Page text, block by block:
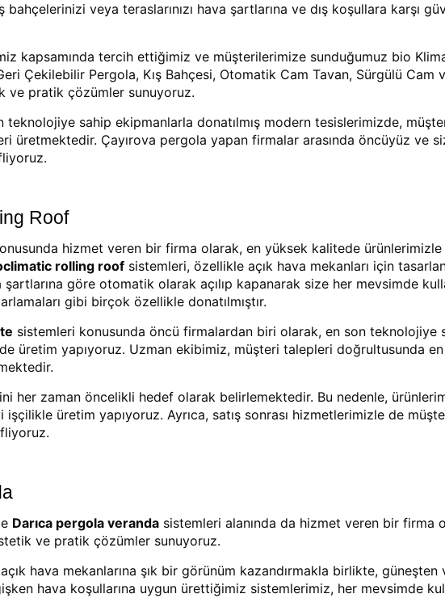
bahçelerinizi veya teraslarınızı hava şartlarına ve dış koşullara karşı
kapsamında tercih ettiğimiz ve müşterilerimize sunduğumuz bio
Çekilebilir Pergola, Kış Bahçesi, Otomatik Cam Tavan, Sürgülü Cam
ve pratik çözümler sunuyoruz.
teknolojiye sahip ekipmanlarla donatılmış modern tesislerimizde,
üretmektedir. Çayırova pergola yapan firmalar arasında öncüyüz ve
Roof
hizmet veren bir firma olarak, en yüksek kalitede
rolling roof sistemleri, özellikle açık hava mekanları için
göre otomatik olarak açılıp kapanarak size her mevsimde
gibi birçok özellikle donatılmıştır.
sistemleri konusunda öncü firmalardan biri olarak, en son teknolojiye
üretim yapıyoruz. Uzman ekibimiz, müşteri talepleri doğrultusunda
her zaman öncelikli hedef olarak belirlemektedir. Bu nedenle,
üretim yapıyoruz. Ayrıca, satış sonrası hizmetlerimizle de
Darıca pergola veranda sistemleri alanında da hizmet veren bir firma
ve pratik çözümler sunuyoruz.
hava mekanlarına şık bir görünüm kazandırmakla birlikte, güneşten
hava koşullarına uygun ürettiğimiz sistemlerimiz, her mevsimde